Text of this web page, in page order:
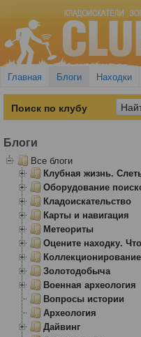
Главная Блоги Находки
Блоги
Все блоги
Клубная жизнь.
Оборудование
Кладоискательство
Карты и навигация
Метеориты
Оцените находку.
Коллекционирование
Золотодобыча
Военная археология
Вопросы истории
Археология
Дайвинг